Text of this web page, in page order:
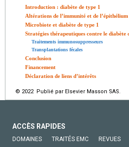
Introduction : diabète de type 1
Altérations de l’immunité et de
Microbiote et diabète de type 1
Stratégies thérapeutiques contre le
Traitements immunosuppresseurs
Transplantations fécales
Conclusion
Financement
Déclaration de liens d’intérêts
© 2022 Publié par Elsevier Masson SAS.
ACCÈS RAPIDES
DOMAINES TRAITÉS EMC REVUES